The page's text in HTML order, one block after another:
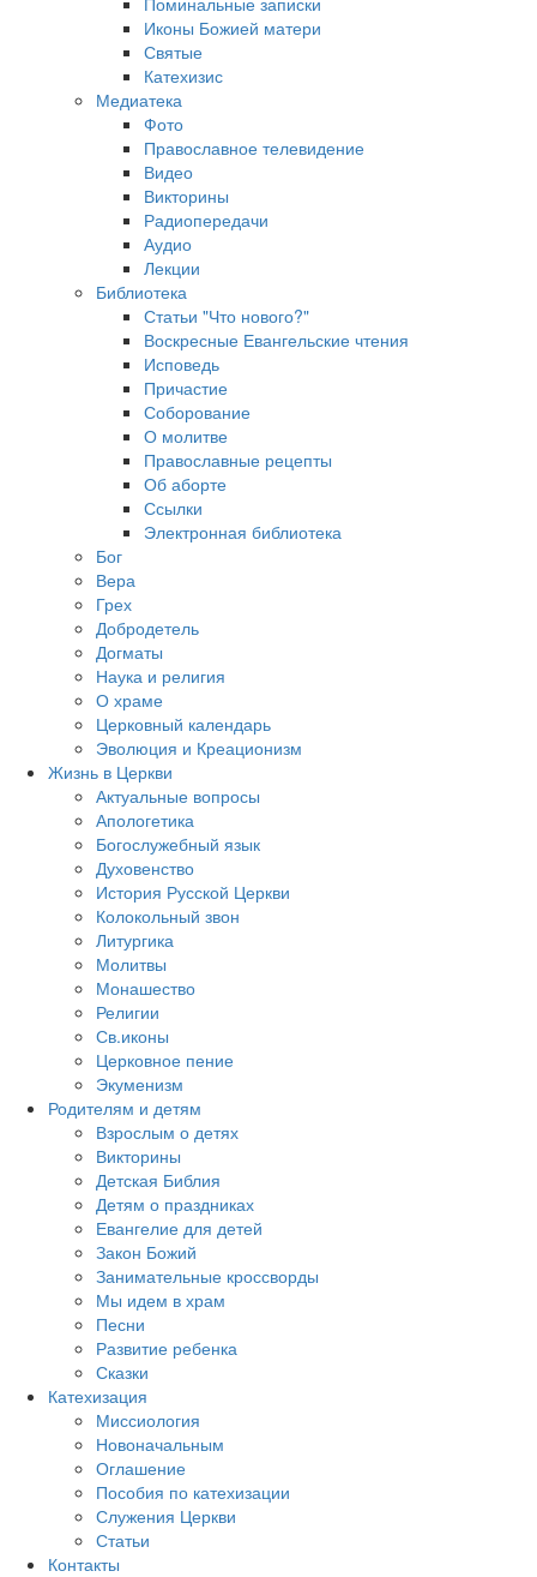
Иконы Божией матери
Святые
Катехизис
Медиатека
Фото
Православное телевидение
Видео
Викторины
Радиопередачи
Аудио
Лекции
Библиотека
Статьи "Что нового?"
Воскресные Евангельские чтения
Исповедь
Причастие
Соборование
О молитве
Православные рецепты
Об аборте
Ссылки
Электронная библиотека
Бог
Вера
Грех
Добродетель
Догматы
Наука и религия
О храме
Церковный календарь
Эволюция и Креационизм
Жизнь в Церкви
Актуальные вопросы
Апологетика
Богослужебный язык
Духовенство
История Русской Церкви
Колокольный звон
Литургика
Молитвы
Монашество
Религии
Св.иконы
Церковное пение
Экуменизм
Родителям и детям
Взрослым о детях
Викторины
Детская Библия
Детям о праздниках
Евангелие для детей
Закон Божий
Занимательные кроссворды
Мы идем в храм
Песни
Развитие ребенка
Сказки
Катехизация
Миссиология
Новоначальным
Оглашение
Пособия по катехизации
Служения Церкви
Статьи
Контакты